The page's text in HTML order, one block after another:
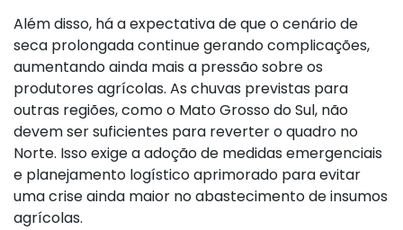
Além disso, há a expectativa de que o cenário de
seca prolongada continue gerando complicações,
aumentando ainda mais a pressão sobre os
produtores agrícolas. As chuvas previstas para
outras regiões, como o Mato Grosso do Sul, não
devem ser suficientes para reverter o quadro no
Norte. Isso exige a adoção de medidas emergenciais
e planejamento logístico aprimorado para evitar
uma crise ainda maior no abastecimento de insumos
agrícolas.